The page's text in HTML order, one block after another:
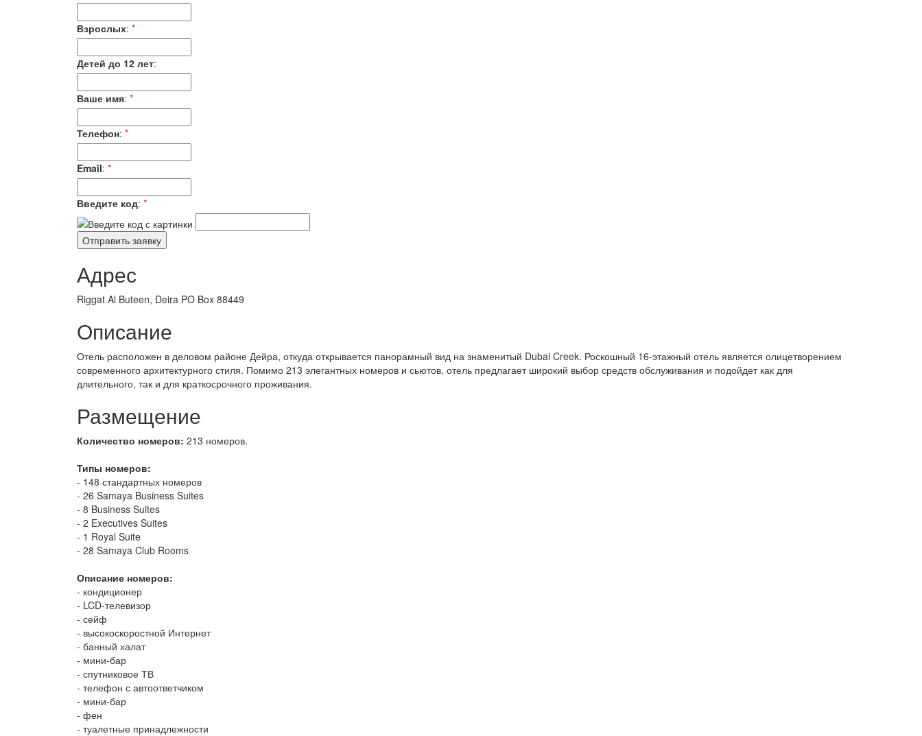
Взрослых: *
Детей до 12 лет:
Ваше имя: *
Телефон: *
Email: *
Введите код: *
Адрес
Riggat Al Buteen, Deira PO Box 88449
Описание
Отель расположен в деловом районе Дейра, откуда открывается панорамный вид на знаменитый Dubai Creek. Роскошный 16-этажный отель является олицетворением
современного архитектурного стиля. Помимо 213 элегантных номеров и сьютов, отель предлагает широкий выбор средств обслуживания и подойдет как для
длительного, так и для краткосрочного проживания.
Размещение
Количество номеров: 213 номеров.
Типы номеров:
- 148 стандартных номеров
- 26 Samaya Business Suites
- 8 Business Suites
- 2 Executives Suites
- 1 Royal Suite
- 28 Samaya Club Rooms
Описание номеров:
- кондиционер
- LCD-телевизор
- сейф
- высокоскоростной Интернет
- банный халат
- мини-бар
- спутниковое ТВ
- телефон с автоответчиком
- мини-бар
- фен
- туалетные принадлежности